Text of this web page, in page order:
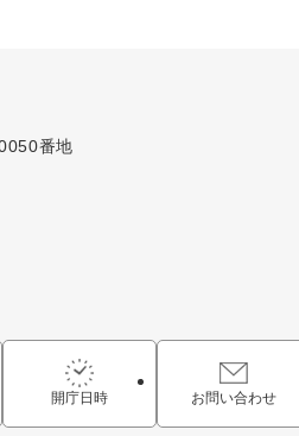
番地
開庁日時 お問い合わせ